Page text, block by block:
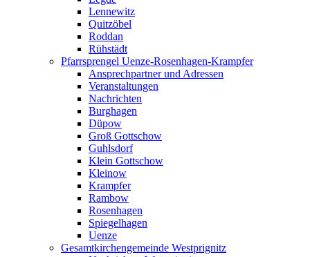
Lennewitz
Quitzöbel
Roddan
Rühstädt
Pfarrsprengel Uenze-Rosenhagen-Krampfer
Ansprechpartner und Adressen
Veranstaltungen
Nachrichten
Burghagen
Düpow
Groß Gottschow
Guhlsdorf
Klein Gottschow
Kleinow
Krampfer
Rambow
Rosenhagen
Spiegelhagen
Uenze
Gesamtkirchengemeinde Westprignitz